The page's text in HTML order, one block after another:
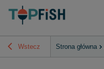
Wstecz Strona główna